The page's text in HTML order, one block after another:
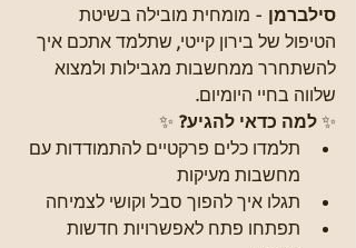
סילברמן - מומחית מובילה בשיטת
הטיפול של בירון קייטי, שתלמד אתכם איך
להשתחרר ממחשבות מגבילות ולמצוא
שלווה בחיי היומיום.
✨ למה כדאי להגיע? ✨
תלמדו כלים פרקטיים להתמודדות עם
מחשבות מעיקות
תגלו איך להפוך סבל וקושי לצמיחה
תפתחו פתח לאפשרויות חדשות